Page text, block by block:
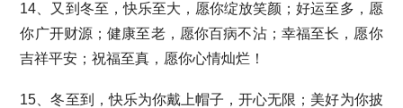
14、又到冬至，快乐至大，愿你绽放笑颜；好运至多，愿
你广开财源；健康至老，愿你百病不沾；幸福至长，愿你
吉祥平安；祝福至真，愿你心情灿烂！
15、冬至到，快乐为你戴上帽子，开心无限；美好为你披